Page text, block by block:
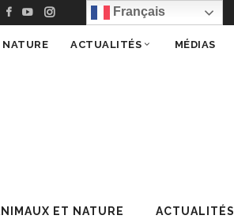
Français
ET NATURE ACTUALITÉS
ACTUALITÉS MÉDIAS